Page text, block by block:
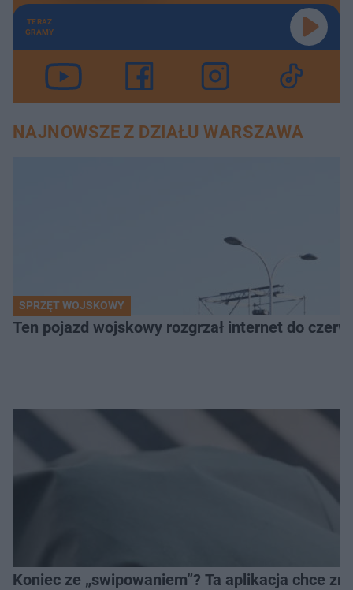
TERAZ
GRAMY
NAJNOWSZE Z DZIAŁU WARSZAWA
SPRZĘT WOJSKOWY
Ten pojazd wojskowy rozgrzał internet do
Koniec ze „swipowaniem”? Ta aplikacja chce